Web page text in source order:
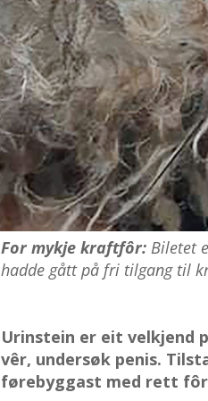
For mykje kraftfôr: Biletet
hadde gått på fri tilgang til
Urinstein er eit velkjend
vêr, undersøk penis.
førebyggast med rett